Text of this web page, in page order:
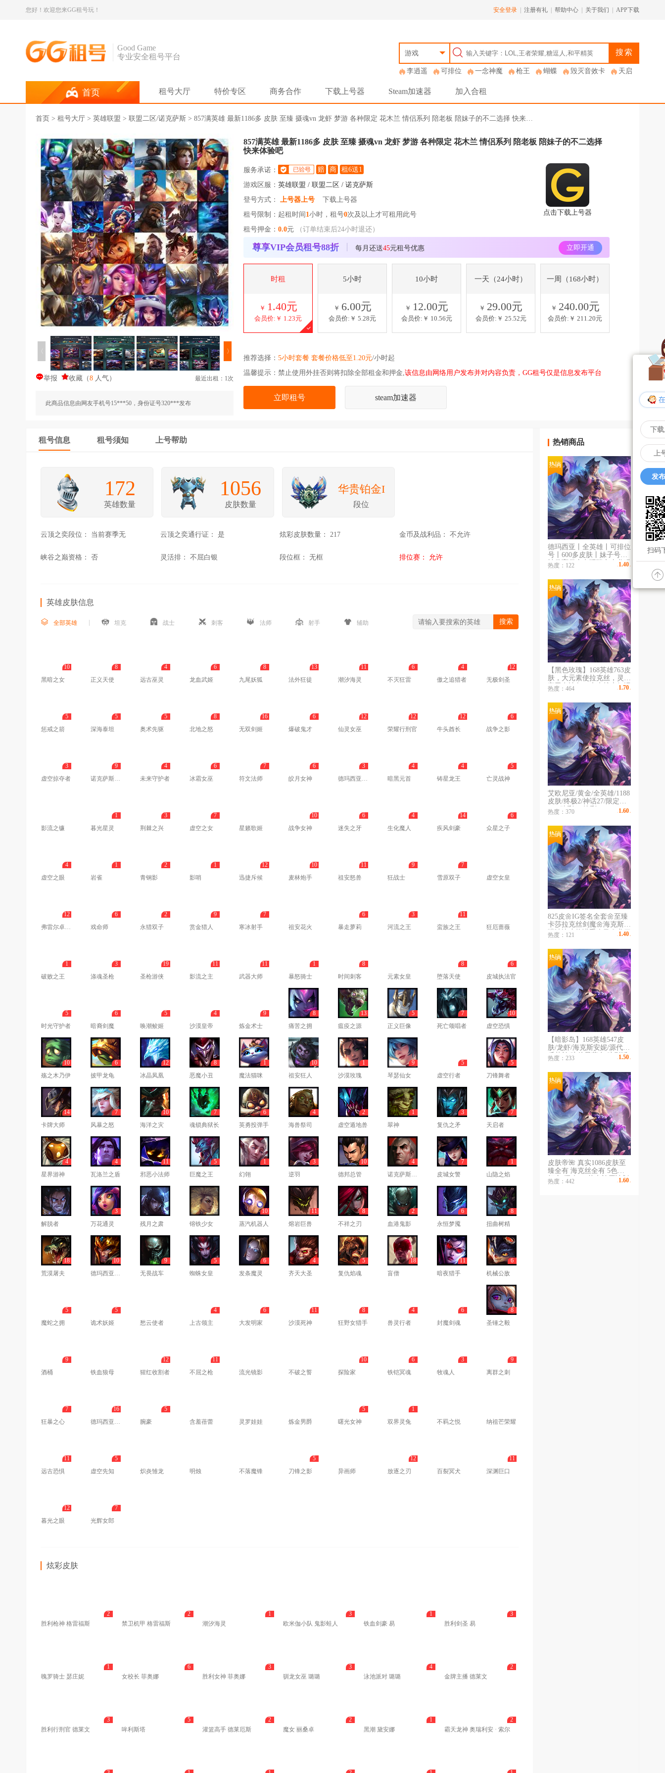
您好！欢迎您来GG租号玩！ 安全登录 注册有礼 帮助中心 关于我们 APP下载
Good Game
专业安全租号平台
游戏 搜索
李逍遥 可排位 一念神魔 枪王 蝴蝶 毁灭音效卡 天启
首页 租号大厅 特价专区 商务合作 下载上号器 Steam加速器 加入合租
首页 > 租号大厅 > 英雄联盟 > 联盟二区/诺克萨斯 > 857满英雄 最新1186多 皮肤 至臻 摄魂vn 龙虾 梦游 各种限定 花木兰 情侣系列 陪老板 陪妹子的不二选择 快来…
〈 〉
举报 收藏 （8 人气） 最近出租：1次
此商品信息由网友手机号15***50，身份证号320***发布
点击下载上号器
857满英雄 最新1186多 皮肤 至臻 摄魂vn 龙虾 梦游 各种限定 花木兰 情侣系列 陪老板 陪妹子的不二选择
快来体验吧
服务承诺： 赔 商 租6送1
游戏区服： 英雄联盟 / 联盟二区 / 诺克萨斯
登号方式：
上号器上号
下载上号器
租号限制：起租时间 1小时，租号0次及以上才可租用此号
租号押金： 0.0元 （订单结束后24小时退还）
尊享VIP会员租号88折 每月还送45元租号优惠 立即开通
时租
￥ 1.40元
会员价:￥ 1.23元
5小时
￥ 6.00元
会员价:￥ 5.28元
10小时
￥ 12.00元
会员价:￥ 10.56元
一天（24小时）
￥ 29.00元
会员价:￥ 25.52元
一周（168小时）
￥ 240.00元
会员价:￥ 211.20元
推荐选择： 5小时套餐 套餐价格低至1.20元/小时起
温馨提示：禁止使用外挂否则将扣除全部租金和押金,该信息由网络用户发布并对内容负责，GG租号仅是信息发布平台
立即租号 steam加速器
租号信息 租号须知 上号帮助
172
英雄数量
1056
皮肤数量
华贵铂金I
段位
云顶之奕段位： 当前赛季无 云顶之奕通行证： 是 炫彩皮肤数量： 217 金币及战利品： 不允许
峡谷之巅资格： 否 灵活排： 不屈白银 段位框： 无框 排位赛： 允许
英雄皮肤信息
全部英雄 坦克 战士 刺客 法师 射手 辅助 搜索
黑暗之女
10
正义天使
8
远古巫灵
4
龙血武姬
6
九尾妖狐
8
法外狂徒
13
潮汐海灵
11
不灭狂雷
6
傲之追猎者
4
无极剑圣
12
惩戒之箭
5
深海泰坦
5
奥术先驱
5
北地之怒
8
无双剑姬
16
爆破鬼才
6
仙灵女巫
12
荣耀行刑官
12
牛头酋长
12
战争之影
6
虚空掠夺者
3
诺克萨斯之手
9
未来守护者
4
冰霜女巫
6
符文法师
7
皎月女神
6
德玛西亚之翼
3
暗黑元首
4
铸星龙王
4
亡灵战神
5
影流之镰 暮光星灵
1
荆棘之兴
3
虚空之女
7
星籁歌姬
战争女神
10
迷失之牙
6
生化魔人
4
疾风剑豪
14
众星之子
6
虚空之眼
4
岩雀
1
青钢影
2
影哨
1
迅捷斥候
12
麦林炮手
10
祖安怒兽
11
狂战士
9
雪原双子
7
虚空女皇
弗雷尔卓德之心
12
戏命师
6
永猎双子
2
赏金猎人
9
寒冰射手
7
祖安花火
暴走萝莉
6
河流之王
3
蛮族之王
11
狂厄蔷薇
破败之王
1
涤魂圣枪
3
圣枪游侠
19
影流之主
11
武器大师
11
暴怒骑士
1
时间刺客
8
元素女皇
堕落天使
8
皮城执法官
6
时光守护者
5
暗裔剑魔
6
唤潮鲛姬
5
沙漠皇帝
4
炼金术士
9
痛苦之拥
8
瘟疫之源
13
正义巨像
5
死亡颂唱者
7
虚空恐惧
10
殇之木乃伊
10
披甲龙龟
6
冰晶凤凰
12
恶魔小丑
8
魔法猫咪
1
祖安狂人
10
沙漠玫瑰
1
琴瑟仙女
9
虚空行者
5
刀锋舞者
5
卡牌大师
14
风暴之怒
7
海洋之灾
10
魂锁典狱长
7
英勇投弹手
6
海兽祭司
4
虚空遁地兽
2
翠神
1
复仇之矛
3
天启者
7
星界游神
4
瓦洛兰之盾
4
邪恶小法师
11
巨魔之王
5
幻翎
1
逆羽
3
德邦总管
10
诺克萨斯统领
4
皮城女警
7
山隐之焰
1
解脱者 万花通灵
3
残月之肃
镕铁少女 蒸汽机器人
10
熔岩巨兽
11
不祥之刃
8
血港鬼影
2
永恒梦魇
6
扭曲树精
8
荒漠屠夫
18
德玛西亚皇子
10
无畏战车
9
蜘蛛女皇
5
发条魔灵
6
齐天大圣
4
复仇焰魂
5
盲僧
18
暗夜猎手
11
机械公敌
6
魔蛇之拥
5
诡术妖姬
5
愁云使者
上古领主
4
大发明家
6
沙漠死神
11
狂野女猎手
8
兽灵行者
4
封魔剑魂
6
圣锤之毅
8
酒桶
9
铁血狼母
猩红收割者
12
不屈之枪
11
流光镜影
不破之誓 探险家
10
铁铠冥魂
6
牧魂人
3
离群之刺
9
狂暴之心
7
德玛西亚之力
16
腕豪
5
含羞蓓蕾
灵罗娃娃 炼金男爵 曙光女神
5
双界灵兔
1
不羁之悦
纳祖芒荣耀
远古恐惧
11
虚空先知
5
炽炎雏龙
明烛 不落魔锋 刀锋之影
5
异画师
放逐之刃
12
百裂冥犬
深渊巨口
11
暮光之眼
12
光辉女郎
7
炫彩皮肤
胜利枪神 格雷福斯
2
禁卫机甲 格雷福斯
2
潮汐海灵
1
欧米伽小队 鬼影蛙人
3
铁血剑豪 易
1
胜利剑圣 易
3
魄罗骑士 瑟庄妮
1
女校长 菲奥娜
6
胜利女神 菲奥娜
3
驯龙女巫 璐璐
3
泳池派对 璐璐
4
金牌主播 德莱文
2
胜利行刑官 德莱文
3
哞利斯塔
5
灌篮高手 德莱厄斯
2
魔女 丽桑卓
2
黑潮 黛安娜
1
霸天龙神 奥瑞利安 · 索尔
2
热销商品
德玛西亚丨全英雄丨可排位
号丨600多皮肤丨妹子号丨
神拳盲僧丨电玩瑞文丨龙猴
丨龙嘴丨包时跳楼价
热度：122 1.40
【黑色玫瑰】168英雄763皮
肤，大元素使拉克丝，灵魂
守卫乌迪尔，未来战士伊泽
瑞尔，DJ娑娜，恐惧新星
德莱厄斯，源代码乐芙兰，
粉蓝黄黑四色龙瞎，古琴余
韵娑娜，广
热度：464 1.70
艾欧尼亚/黄金/全英雄/1188
皮肤/终极2/神话27/限定
121/臻彩21/炫彩321/
热度：370 1.60
825皮🌼IG签名全套🌼至臻
卡莎拉克丝剑魔🌼海克斯大
嘴波比小炮诺手人马🌼龙刀
御星卧虎藏龙110限定
热度：121 1.40
【暗影岛】168英雄547皮
肤/龙虾/海克斯安妮/源代码
乐芙兰/暗杀星蒙多/暗影沃
里克/北辰之威/春晖女神/电
玩人马/电玩女神/龙虾/烈焰
美人/情人节卢锡安/生
热度：233 1.50
皮肤帝🌺 真实1086皮肤至
臻全有 海克丝全有 5色龙
虾齐 摄魂VN花木兰原计划
电玩情人节
热度：442 1.60
下
上
发
扫码